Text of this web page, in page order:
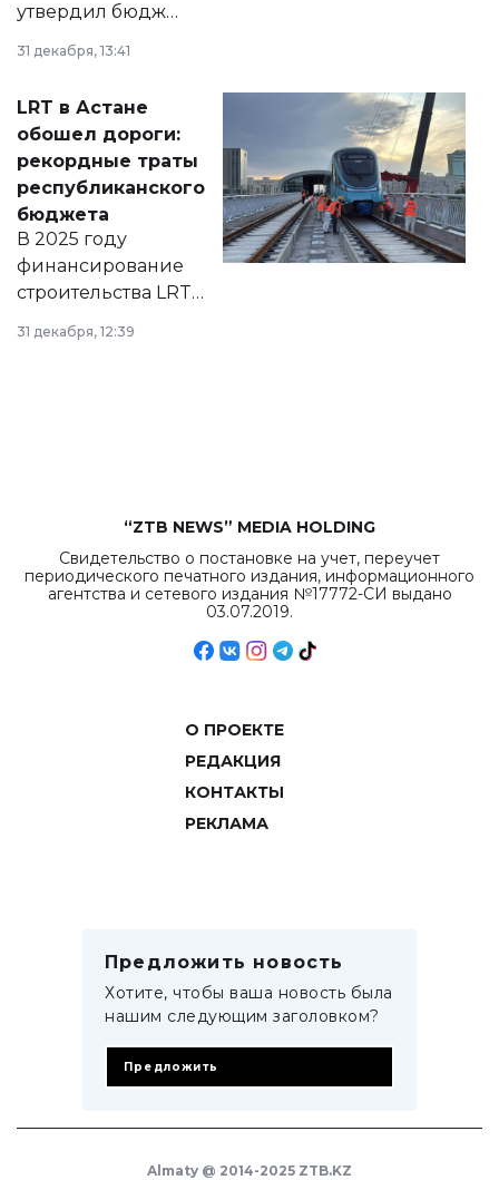
утвердил бюджет
города на 2026–
2028 годы.
документ
появился в базе
нормативных
правовых актов и
на сайте маслихат
города.
31 декабря, 13:41
LRT в Астане
обошел дороги:
рекордные траты
республиканского
бюджета
В 2025 году
финансирование
строительства LRT
в Астане из
республиканского
31 декабря, 12:39
“ZTB NEWS” MEDIA HOLDING
Свидетельство о постановке на учет, переучет
периодического печатного издания, информационного
агентства и сетевого издания №17772-СИ выдано
03.07.2019.
О ПРОЕКТЕ
РЕДАКЦИЯ
КОНТАКТЫ
РЕКЛАМА
Предложить новость
Хотите, чтобы ваша новость была
нашим следующим заголовком?
Предложить
Almaty @ 2014-2025 ZTB.KZ